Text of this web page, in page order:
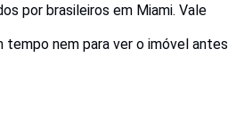
por brasileiros em Miami. Vale
nem para ver o imóvel antes